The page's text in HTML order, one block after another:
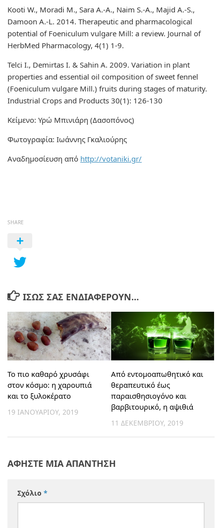
Kooti W., Moradi M., Sara A.-A., Naim S.-A., Majid A.-S.,
Damoon A.-L. 2014. Therapeutic and pharmacological
potential of Foeniculum vulgare Mill: a review. Journal of
HerbMed Pharmacology, 4(1) 1-9.
Telci I., Demirtas I. & Sahin A. 2009. Variation in plant
properties and essential oil composition of sweet fennel
(Foeniculum vulgare Mill.) fruits during stages of maturity.
Industrial Crops and Products 30(1): 126-130
Κείμενο: Υρώ Μπινιάρη (Δασοπόνος)
Φωτογραφία: Ιωάννης Γκαλιούρης
Αναδημοσίευση από http://votaniki.gr/
SHARE
ΊΣΩΣ ΣΑΣ ΕΝΔΙΑΦΈΡΟΥΝ…
Το πιο καθαρό χρυσάφι
στον κόσμο: η χαρουπιά
και το ξυλοκέρατο
19 ΙΑΝΟΥΑΡΊΟΥ, 2019
Από εντομοαπωθητικό και
θεραπευτικό έως
παραισθησιογόνο και
βαρβιτουρικό, η αψιθιά
11 ΔΕΚΕΜΒΡΊΟΥ, 2019
ΑΦΉΣΤΕ ΜΙΑ ΑΠΆΝΤΗΣΗ
Σχόλιο *